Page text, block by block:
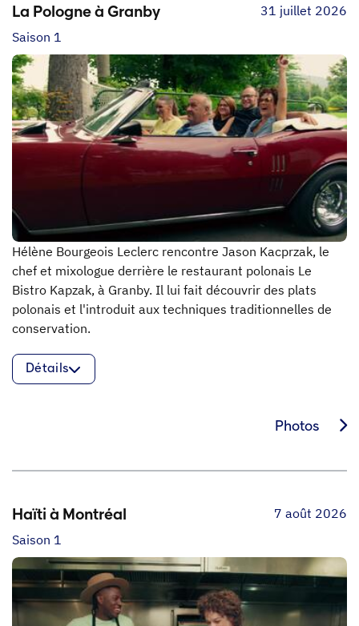
La Pologne à Granby
31 juillet 2026
Saison 1
Hélène Bourgeois Leclerc rencontre Jason Kacprzak, le
chef et mixologue derrière le restaurant polonais Le
Bistro Kapzak, à Granby. Il lui fait découvrir des plats
polonais et l'introduit aux techniques traditionnelles de
conservation.
Détails
Photos
Haïti à Montréal
7 août 2026
Saison 1